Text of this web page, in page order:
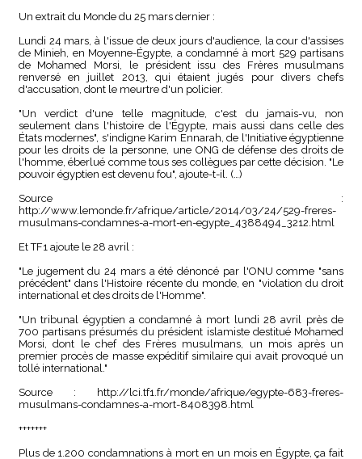
Un extrait du Monde du 25 mars dernier :
Lundi 24 mars, à l'issue de deux jours d'audience, la cour d'assises
de Minieh, en Moyenne-Égypte, a condamné à mort 529 partisans
de Mohamed Morsi, le président issu des Frères musulmans
renversé en juillet 2013, qui étaient jugés pour divers chefs
d'accusation, dont le meurtre d'un policier.
"Un verdict d'une telle magnitude, c'est du jamais-vu, non
seulement dans l'histoire de l'Égypte, mais aussi dans celle des
États modernes", s'indigne Karim Ennarah, de l'Initiative égyptienne
pour les droits de la personne, une ONG de défense des droits de
l'homme, éberlué comme tous ses collègues par cette décision. "Le
pouvoir égyptien est devenu fou", ajoute-t-il. (…)
Source :
http://www.lemonde.fr/afrique/article/2014/03/24/529-freres-
musulmans-condamnes-a-mort-en-egypte_4388494_3212.html
Et TF1 ajoute le 28 avril :
"Le jugement du 24 mars a été dénoncé par l'ONU comme "sans
précédent" dans l'Histoire récente du monde, en "violation du droit
international et des droits de l'Homme".
"Un tribunal égyptien a condamné à mort lundi 28 avril près de
700 partisans présumés du président islamiste destitué Mohamed
Morsi, dont le chef des Frères musulmans, un mois après un
premier procès de masse expéditif similaire qui avait provoqué un
tollé international."
Source : http://lci.tf1.fr/monde/afrique/egypte-683-freres-
musulmans-condamnes-a-mort-8408398.html
+++++++
Plus de 1.200 condamnations à mort en un mois en Égypte, ça fait